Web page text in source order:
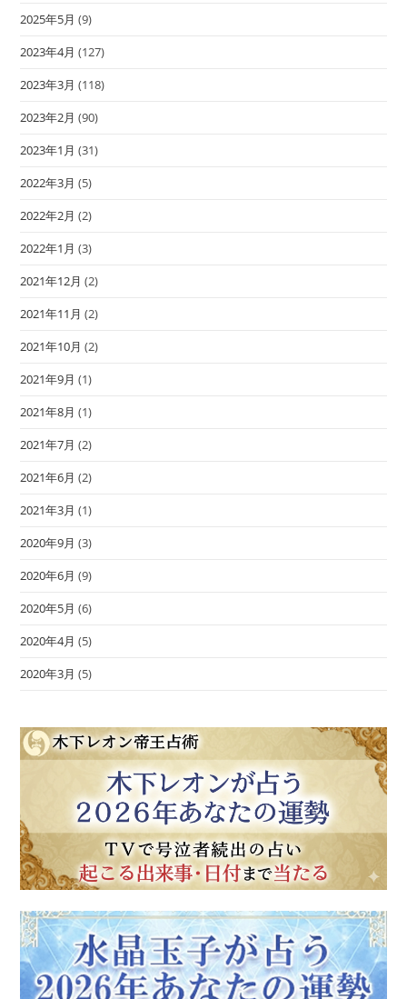
2025年5月 (9)
2023年4月 (127)
2023年3月 (118)
2023年2月 (90)
2023年1月 (31)
2022年3月 (5)
2022年2月 (2)
2022年1月 (3)
2021年12月 (2)
2021年11月 (2)
2021年10月 (2)
2021年9月 (1)
2021年8月 (1)
2021年7月 (2)
2021年6月 (2)
2021年3月 (1)
2020年9月 (3)
2020年6月 (9)
2020年5月 (6)
2020年4月 (5)
2020年3月 (5)